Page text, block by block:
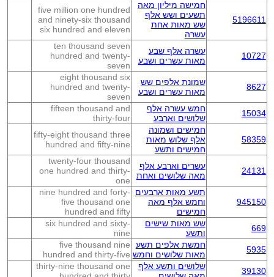
5196611
חמישה מיליון מאה
תשעים ושש אלף
שש מאות אחת
עשרה
five million one hundred
and ninety-six thousand
six hundred and eleven
10727
עשרה אלף שבע
מאות עשרים ושבע
ten thousand seven
hundred and twenty-
seven
8627
שמונת אלפים שש
מאות עשרים ושבע
eight thousand six
hundred and twenty-
seven
15034
חמש עשרה אלף
שלושים וארבע
fifteen thousand and
thirty-four
58359
חמישים ושמונה
אלף שלוש מאות
חמישים ותשע
fifty-eight thousand three
hundred and fifty-nine
24131
עשרים וארבע אלף
מאה שלושים ואחת
twenty-four thousand
one hundred and thirty-
one
945150
תשע מאות ארבעים
וחמש אלף מאה
חמישים
nine hundred and forty-
five thousand one
hundred and fifty
669
שש מאות שישים
ותשע
six hundred and sixty-
nine
5935
חמשת אלפים תשע
מאות שלושים וחמש
five thousand nine
hundred and thirty-five
39130
שלושים ותשע אלף
thirty-nine thousand one